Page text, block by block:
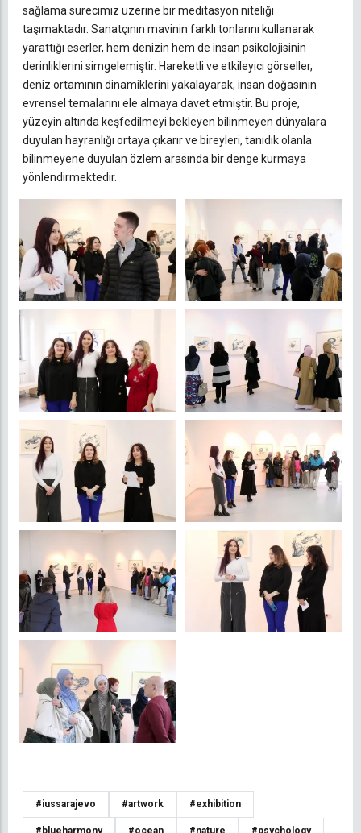
sağlama sürecimiz üzerine bir meditasyon niteliği
taşımaktadır. Sanatçının mavinin farklı tonlarını kullanarak
yarattığı eserler, hem denizin hem de insan psikolojisinin
derinliklerini simgelemiştir. Hareketli ve etkileyici görseller,
deniz ortamının dinamiklerini yakalayarak, insan doğasının
evrensel temalarını ele almaya davet etmiştir. Bu proje,
yüzeyin altında keşfedilmeyi bekleyen bilinmeyen dünyalara
duyulan hayranlığı ortaya çıkarır ve bireyleri, tanıdık olanla
bilinmeyene duyulan özlem arasında bir denge kurmaya
yönlendirmektedir.
#iussarajevo #artwork #exhibition
#blueharmony #ocean #nature #psychology